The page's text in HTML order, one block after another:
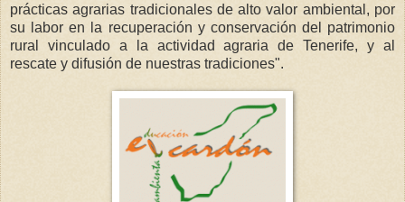
prácticas agrarias tradicionales de alto valor ambiental, por
su labor en la recuperación y conservación del patrimonio
rural vinculado a la actividad agraria de Tenerife, y al
rescate y difusión de nuestras tradiciones".